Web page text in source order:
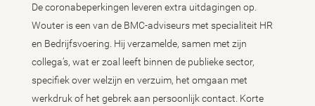
De coronabeperkingen leveren extra uitdagingen op.
Wouter is een van de BMC-adviseurs met specialiteit HR
en Bedrijfsvoering. Hij verzamelde, samen met zijn
collega’s, wat er zoal leeft binnen de publieke sector,
specifiek over welzijn en verzuim, het omgaan met
werkdruk of het gebrek aan persoonlijk contact. Korte